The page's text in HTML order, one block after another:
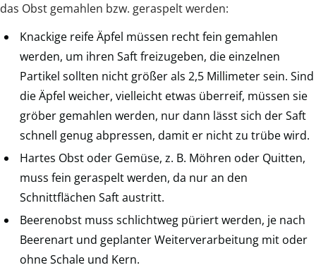
das Obst gemahlen bzw. geraspelt werden:
Knackige reife Äpfel müssen recht fein gemahlen
werden, um ihren Saft freizugeben, die einzelnen
Partikel sollten nicht größer als 2,5 Millimeter sein. Sind
die Äpfel weicher, vielleicht etwas überreif, müssen sie
gröber gemahlen werden, nur dann lässt sich der Saft
schnell genug abpressen, damit er nicht zu trübe wird.
Hartes Obst oder Gemüse, z. B. Möhren oder Quitten,
muss fein geraspelt werden, da nur an den
Schnittflächen Saft austritt.
Beerenobst muss schlichtweg püriert werden, je nach
Beerenart und geplanter Weiterverarbeitung mit oder
ohne Schale und Kern.